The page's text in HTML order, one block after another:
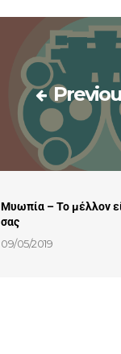
Μυωπία – Το μέλλον
σας
09/05/2019